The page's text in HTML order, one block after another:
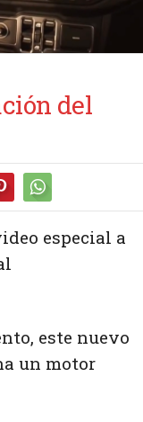
del
especial a
este nuevo
un motor